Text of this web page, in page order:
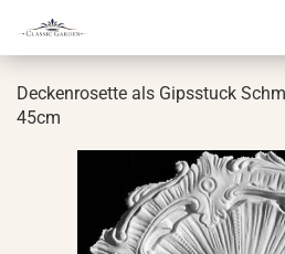
De­cken­ro­set­te als Gips­stuck
45cm